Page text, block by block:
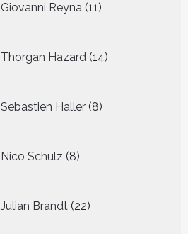
Giovanni Reyna 11
producten
Thorgan Hazard 14
producten
Sebastien Haller 8
producten
Nico Schulz 8
producten
Julian Brandt 22
producten